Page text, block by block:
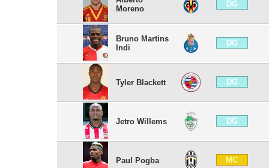
Moreno
DG
Bruno Martins
Indi
DG
Tyler Blackett DG
Jetro Willems DG
Paul Pogba MC